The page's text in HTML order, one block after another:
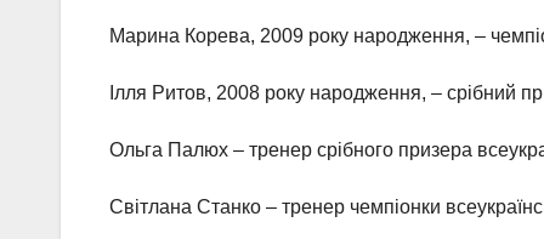
Марина Корева, 2009 року народження, –
Ілля Ритов, 2008 року народження, – срібний
Ольга Палюх – тренер срібного призера
Світлана Станко – тренер чемпіонки